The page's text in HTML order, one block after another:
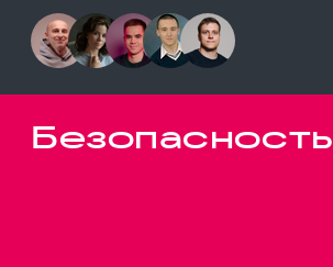
Безопасность